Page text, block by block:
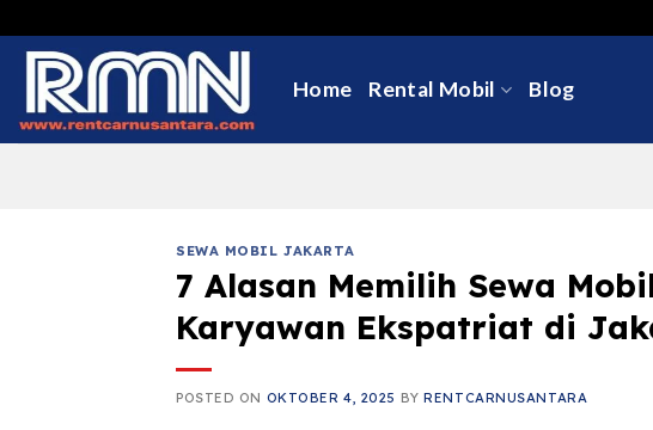
to
content
Home Rental Mobil Blog
SEWA MOBIL JAKARTA
7 Alasan Memilih Sewa
Karyawan Ekspatriat di
POSTED ON OKTOBER 4, 2025 BYRENTCARNUSANTARA